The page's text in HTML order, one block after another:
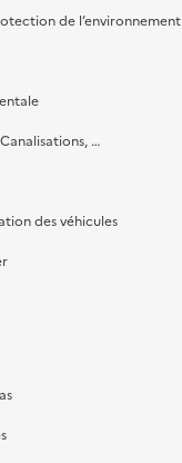
de l’environnement
…
des véhicules